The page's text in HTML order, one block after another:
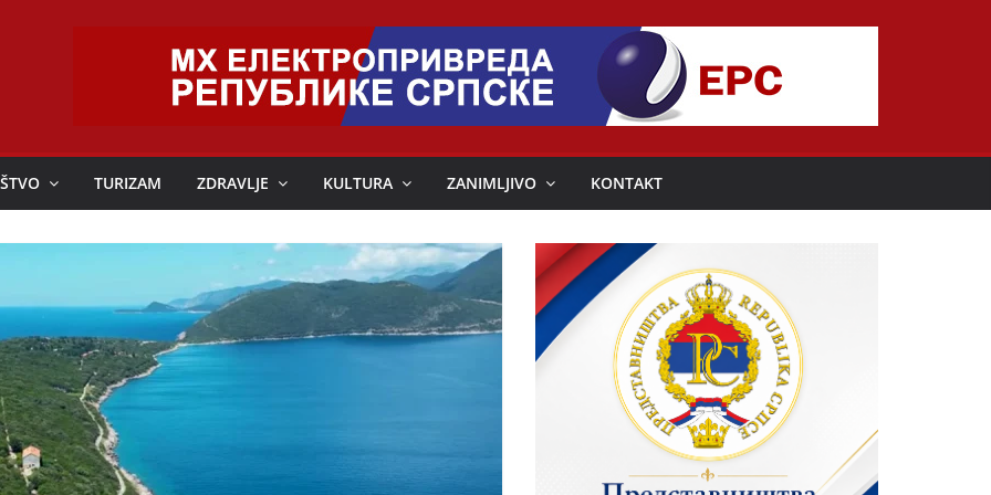
TURIZAM ZDRAVLJE KULTURA ZANIMLJIVO KONTAKT